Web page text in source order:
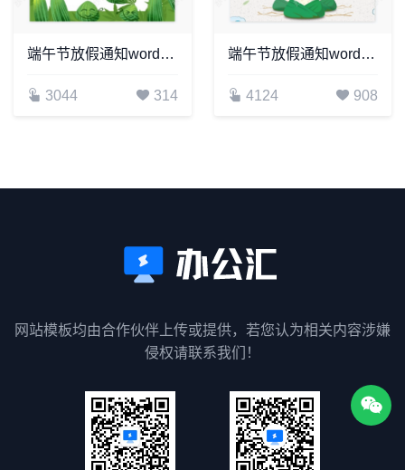
端午节放假通知word模板(15)
3044 314
端午节放假通知word模板(12)
4124 908
网站模板均由合作伙伴上传或提供，若您认为相关内容涉嫌
侵权请联系我们！